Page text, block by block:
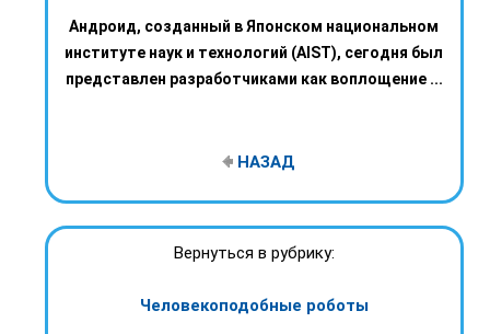
Андроид, созданный в Японском национальном
институте наук и технологий (AIST), сегодня был
представлен разработчиками как воплощение ...
НАЗАД
Вернуться в рубрику:
Человекоподобные роботы